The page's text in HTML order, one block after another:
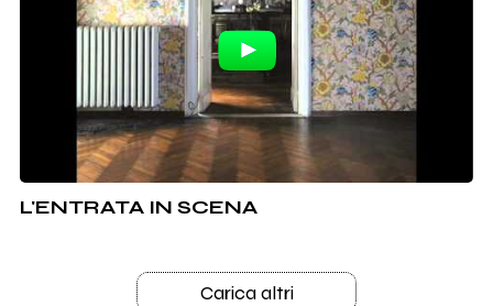
L'ENTRATA IN SCENA
Carica altri